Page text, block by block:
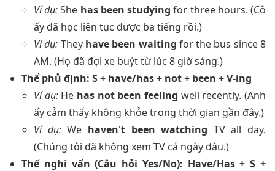
Ví dụ:She has been studying for three hours. (Cô
ấy đã học liên tục được ba tiếng rồi.)
Ví dụ: They have been waiting for the bus since 8
AM. (Họ đã đợi xe buýt từ lúc 8 giờ sáng.)
Thể phủ định: S + have/has + not + been + V-ing
Ví dụ:He has not been feeling well recently. (Anh
ấy cảm thấy không khỏe trong thời gian gần đây.)
Ví dụ:We haven't been watching TV all day.
(Chúng tôi đã không xem TV cả ngày đâu.)
Thể nghi vấn (Câu hỏi Yes/No): Have/Has + S +